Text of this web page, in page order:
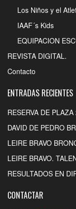
Los Niños y el
IAAF´s Kids
EQUIPACION
REVISTA DIGITAL.
Contacto
ENTRADAS RECIENTES
RESERVA DE
DAVID DE PEDRO
LEIRE BRAVO
LEIRE BRAVO.
RESULTADOS EN
CONTACTAR